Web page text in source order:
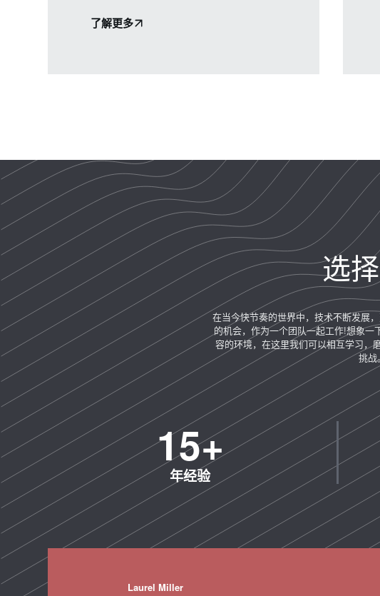
了解更多
选
在当今快节奏的世界中，技术不断发展
的机会，作为一个团队一起工作!想象
容的环境，在这里我们可以相互学习，
挑战
年经验
15+
Laurel Miller